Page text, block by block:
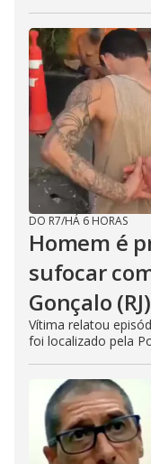
DO R7/HÁ 6 HORAS
Homem é
sufocar
Gonçalo (RJ)
Vítima relatou
foi localizado pela